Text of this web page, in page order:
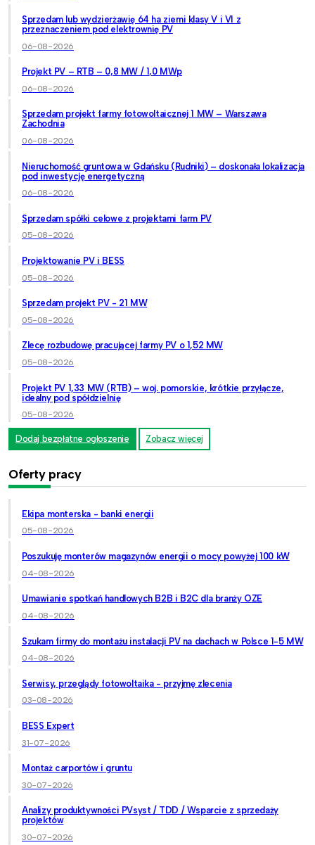
Sprzedam lub wydzierżawię 64 ha ziemi klasy V i VI z
przeznaczeniem pod elektrownię PV
06-08-2026
Projekt PV – RTB – 0,8 MW / 1,0 MWp
06-08-2026
Sprzedam projekt farmy fotowoltaicznej 1 MW – Warszawa
Zachodnia
06-08-2026
Nieruchomość gruntowa w Gdańsku (Rudniki) – doskonała lokalizacja
pod inwestycję energetyczną
06-08-2026
Sprzedam spółki celowe z projektami farm PV
05-08-2026
Projektowanie PV i BESS
05-08-2026
Sprzedam projekt PV - 21 MW
05-08-2026
Zlecę rozbudowę pracującej farmy PV o 1,52 MW
05-08-2026
Projekt PV 1,33 MW (RTB) – woj. pomorskie, krótkie przyłącze,
idealny pod spółdzielnię
05-08-2026
Dodaj bezpłatne ogłoszenie Zobacz więcej
Oferty pracy
Ekipa monterska - banki energii
05-08-2026
Poszukuję monterów magazynów energii o mocy powyżej 100 kW
04-08-2026
Umawianie spotkań handlowych B2B i B2C dla branży OZE
04-08-2026
Szukam firmy do montażu instalacji PV na dachach w Polsce 1-5 MW
04-08-2026
Serwisy, przeglądy fotowoltaika - przyjmę zlecenia
03-08-2026
BESS Expert
31-07-2026
Montaż carportów i gruntu
30-07-2026
Analizy produktywności PVsyst / TDD / Wsparcie z sprzedaży
projektów
30-07-2026